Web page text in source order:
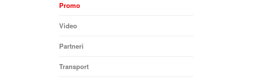
Promo
Video
Partneri
Transport